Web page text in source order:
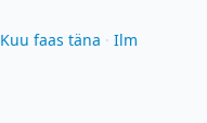
Kuu faas täna · Ilm